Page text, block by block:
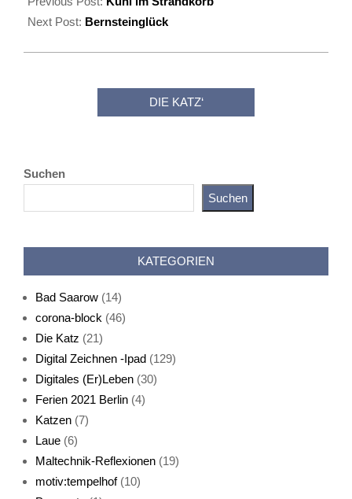
16
Next Post: Bernsteinglück
DIE KATZ‘
Live-Cat
Suchen
Suchen
KATEGORIEN
Bad Saarow (14)
corona-block (46)
Die Katz (21)
Digital Zeichnen -Ipad (129)
Digitales (Er)Leben (30)
Ferien 2021 Berlin (4)
Katzen (7)
Laue (6)
Maltechnik-Reflexionen (19)
motiv:tempelhof(10)